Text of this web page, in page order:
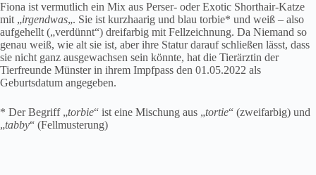
Fiona ist vermutlich ein Mix aus Perser- oder Exotic Shorthair-Katze
mit „irgendwas„. Sie ist kurzhaarig und blau torbie* und weiß – also
aufgehellt („verdünnt“) dreifarbig mit Fellzeichnung. Da Niemand so
genau weiß, wie alt sie ist, aber ihre Statur darauf schließen lässt, dass
sie nicht ganz ausgewachsen sein könnte, hat die Tierärztin der
Tierfreunde Münster in ihrem Impfpass den 01.05.2022 als
Geburtsdatum angegeben.
* Der Begriff „torbie“ ist eine Mischung aus „tortie“ (zweifarbig) und
„tabby“ (Fellmusterung)